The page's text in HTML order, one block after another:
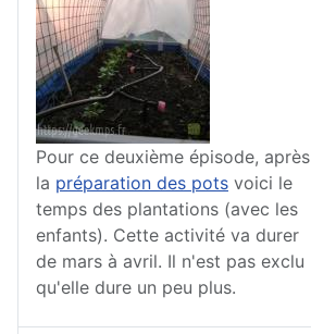
Pour ce deuxième épisode, après
la préparation des pots voici le
temps des plantations (avec les
enfants). Cette activité va durer
de mars à avril. Il n'est pas exclu
qu'elle dure un peu plus.